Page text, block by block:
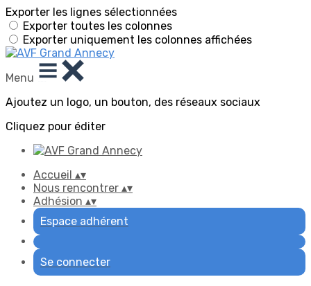
Exporter les lignes sélectionnées
Exporter toutes les colonnes
Exporter uniquement les colonnes affichées
Menu
Ajoutez un logo, un bouton, des réseaux sociaux
Cliquez pour éditer
Accueil ▴▾
Nous rencontrer ▴▾
Adhésion ▴▾
Espace adhérent
Se connecter